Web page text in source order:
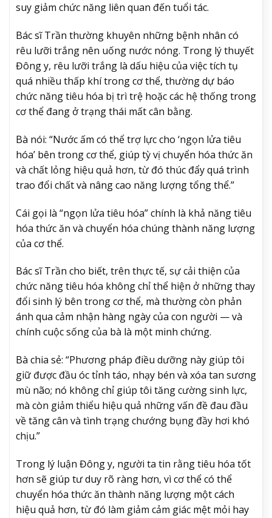
suy giảm chức năng liên quan đến tuổi tác.
Bác sĩ Trần thường khuyên những bệnh nhân có
rêu lưỡi trắng nên uống nước nóng. Trong lý thuyết
Đông y, rêu lưỡi trắng là dấu hiệu của việc tích tụ
quá nhiều thấp khí trong cơ thể, thường dự báo
chức năng tiêu hóa bị trì trệ hoặc các hệ thống trong
cơ thể đang ở trạng thái mất cân bằng.
Bà nói: “Nước ấm có thể trợ lực cho ‘ngọn lửa tiêu
hóa’ bên trong cơ thể, giúp tỳ vị chuyển hóa thức ăn
và chất lỏng hiệu quả hơn, từ đó thúc đẩy quá trình
trao đổi chất và nâng cao năng lượng tổng thể.”
Cái gọi là “ngọn lửa tiêu hóa” chính là khả năng tiêu
hóa thức ăn và chuyển hóa chúng thành năng lượng
của cơ thể.
Bác sĩ Trần cho biết, trên thực tế, sự cải thiện của
chức năng tiêu hóa không chỉ thể hiện ở những thay
đổi sinh lý bên trong cơ thể, mà thường còn phản
ánh qua cảm nhận hàng ngày của con người — và
chính cuộc sống của bà là một minh chứng.
Bà chia sẻ: “Phương pháp điều dưỡng này giúp tôi
giữ được đầu óc tỉnh táo, nhạy bén và xóa tan sương
mù não; nó không chỉ giúp tôi tăng cường sinh lực,
mà còn giảm thiểu hiệu quả những vấn đề đau đầu
về tăng cân và tình trạng chướng bụng đầy hơi khó
chịu.”
Trong lý luận Đông y, người ta tin rằng tiêu hóa tốt
hơn sẽ giúp tư duy rõ ràng hơn, vì cơ thể có thể
chuyển hóa thức ăn thành năng lượng một cách
hiệu quả hơn, từ đó làm giảm cảm giác mệt mỏi hay